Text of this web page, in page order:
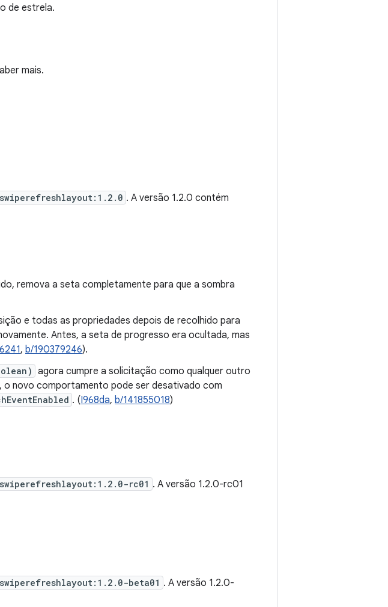
de estrela.
mais.
. A versão 1.2.0 contém
remova a seta completamente para que a sombra
e todas as propriedades depois de recolhido para
Antes, a seta de progresso era ocultada, mas
, b/190379246).
agora cumpre a solicitação como qualquer outro
o novo comportamento pode ser desativado com
. (I968da, b/141855018)
rc01 . A versão 1.2.0-rc01
beta01 . A versão 1.2.0-